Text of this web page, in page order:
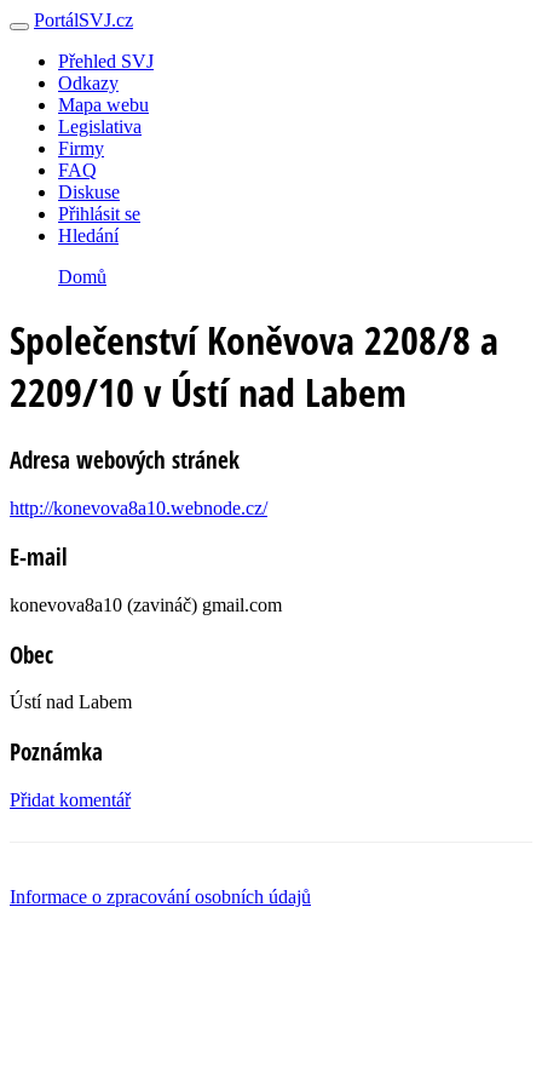
PortálSVJ.cz
Přehled SVJ
Odkazy
Mapa webu
Legislativa
Firmy
FAQ
Diskuse
Přihlásit se
Hledání
Domů
Společenství Koněvova 2208/8 a
2209/10 v Ústí nad Labem
Adresa webových stránek
http://konevova8a10.webnode.cz/
E-mail
konevova8a10 (zavináč) gmail.com
Obec
Ústí nad Labem
Poznámka
Přidat komentář
Informace o zpracování osobních údajů